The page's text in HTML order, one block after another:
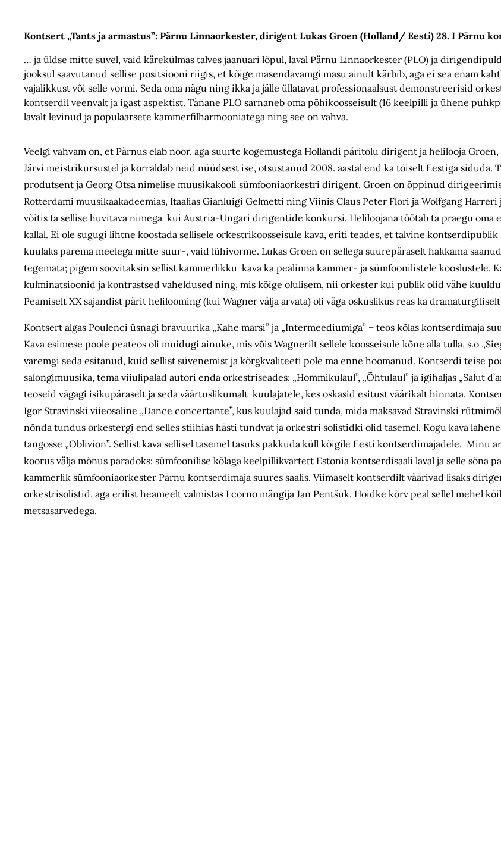
Kontsert „Tants ja armastus”: Pärnu Linnaorkester, dirigent Lukas Groen (Holland/ Eesti) 28. I Pärnu
… ja üldse mitte suvel, vaid kärekülmas talves jaanuari lõpul, laval Pärnu Linnaorkester (PLO) ja
jooksul saavutanud sellise positsiooni riigis, et kõige masendavamgi masu ainult kärbib, aga ei sea enam
vajalikkust või selle vormi. Seda oma nägu ning ikka ja jälle üllatavat professionaalsust demonstreerisid
kontserdil veenvalt ja igast aspektist. Tänane PLO sarnaneb oma põhikoosseisult (16 keelpilli ja ühene
lavalt levinud ja populaarsete kammerfilharmooniatega ning see on vahva.
Veelgi vahvam on, et Pärnus elab noor, aga suurte kogemustega Hollandi päritolu dirigent ja helilooja
Järvi meistrikursustel ja korraldab neid nüüdsest ise, otsustanud 2008. aastal end ka töiselt Eestiga siduda.
produtsent ja Georg Otsa nimelise muusikakooli sümfooniaorkestri dirigent. Groen on õppinud
Rotterdami muusikaakadeemias, Itaalias Gianluigi Gelmetti ning Viinis Claus Peter Flori ja Wolfgang Harreri
võitis ta sellise huvitava nimega kui Austria-Ungari dirigentide konkursi. Heliloojana töötab ta praegu oma
kallal. Ei ole sugugi lihtne koostada sellisele orkestrikoosseisule kava, eriti teades, et talvine kontserdipublik
kuulaks parema meelega mitte suur-, vaid lühivorme. Lukas Groen on sellega suurepäraselt hakkama
tegemata; pigem soovitaksin sellist kammerlikku kava ka pealinna kammer- ja sümfoonilistele kooslustele.
kulminatsioonid ja kontrastsed vaheldused ning, mis kõige olulisem, nii orkester kui publik olid vähe
Peamiselt XX sajandist pärit helilooming (kui Wagner välja arvata) oli väga oskuslikus reas ka
Kontsert algas Poulenci üsnagi bravuurika „Kahe marsi” ja „Intermeediumiga” – teos kõlas kontserdimaja
Kava esimese poole peateos oli muidugi ainuke, mis võis Wagnerilt sellele koosseisule kõne alla tulla, s.o
varemgi seda esitanud, kuid sellist süvenemist ja kõrgkvaliteeti pole ma enne hoomanud. Kontserdi teise
salongimuusika, tema viiulipalad autori enda orkestriseades: „Hommikulaul”, „Õhtulaul” ja igihaljas „Salut
teoseid vägagi isikupäraselt ja seda väärtuslikumalt kuulajatele, kes oskasid esitust väärikalt hinnata.
Igor Stravinski viieosaline „Dance concertante”, kus kuulajad said tunda, mida maksavad Stravinski
nõnda tundus orkestergi end selles stiihias hästi tundvat ja orkestri solistidki olid tasemel. Kogu kava
tangosse „Oblivion”. Sellist kava sellisel tasemel tasuks pakkuda küll kõigile Eesti kontserdimajadele. Minu
koorus välja mõnus paradoks: sümfoonilise kõlaga keelpillikvartett Estonia kontserdisaali laval ja selle sõna
kammerlik sümfooniaorkester Pärnu kontserdimaja suures saalis. Viimaselt kontserdilt väärivad lisaks
orkestrisolistid, aga erilist heameelt valmistas I corno mängija Jan Pentšuk. Hoidke kõrv peal sellel mehel
metsasarvedega.